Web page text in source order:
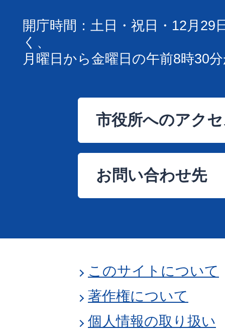
開庁時間：土日・祝日・12月29
く、
月曜日から金曜日の午前8時30
市役所へのアク
お問い合わせ先
このサイトについて
著作権について
個人情報の取り扱い